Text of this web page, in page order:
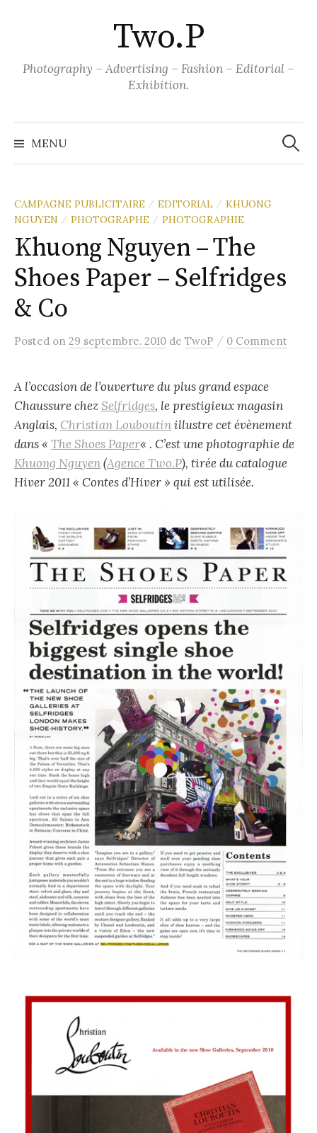
Two.P
Photography – Advertising – Fashion – Editorial –
Exhibition.
MENU
CAMPAGNE PUBLICITAIRE / EDITORIAL / KHUONG
NGUYEN
/ PHOTOGRAPHE / PHOTOGRAPHIE
Khuong Nguyen – The
Shoes Paper – Selfridges
& Co
Posted on 29 septembre. 2010 de TwoP / 0 Comment
A l’occasion de l’ouverture du plus grand espace
Chaussure chez Selfridges, le prestigieux magasin
Anglais, Christian Louboutinillustre cet évènement
dans « The Shoes Paper« . C’est une photographie de
Khuong Nguyen(Agence Two.P), tirée du catalogue
Hiver 2011 « Contes d’Hiver » qui est utilisée.